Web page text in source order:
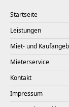
Startseite
Leistungen
Miet- und
Mieterservice
Kontakt
Impressum